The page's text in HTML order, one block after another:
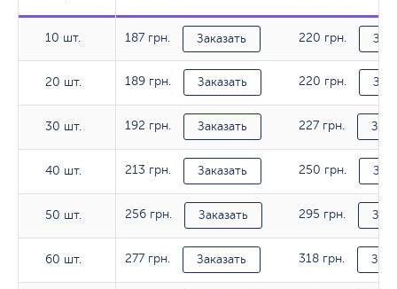
10 шт.
20 шт.
30 шт.
40 шт.
50 шт.
60 шт.
10 шт. 187 грн. Заказать 220 грн.
20 шт. 189 грн. Заказать 220 грн.
30 шт. 192 грн. Заказать 227 грн.
40 шт. 213 грн. Заказать 250 грн.
50 шт. 256 грн. Заказать 295 грн.
60 шт. 277 грн. Заказать 318 грн.